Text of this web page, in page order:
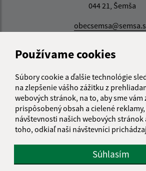
Používame cookies
Súbory cookie a ďalšie technológie
na zlepšenie vášho zážitku z
webových stránok, na to, aby sme vám
prispôsobený obsah a cielené
návštevnosti našich webových
toho, odkiaľ naši návštevníci
Súhlasím
044 21, Šemša
IČO: 00324787